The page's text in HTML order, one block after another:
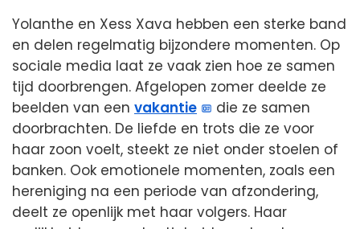
Yolanthe en Xess Xava hebben een sterke band
en delen regelmatig bijzondere momenten. Op
sociale media laat ze vaak zien hoe ze samen
tijd doorbrengen. Afgelopen zomer deelde ze
beelden van een vakantie
die ze samen
doorbrachten. De liefde en trots die ze voor
haar zoon voelt, steekt ze niet onder stoelen of
banken. Ook emotionele momenten, zoals een
hereniging na een periode van afzondering,
deelt ze openlijk met haar volgers. Haar